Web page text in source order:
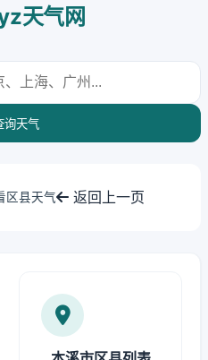
天气网
天气
区县天气 返回上一页